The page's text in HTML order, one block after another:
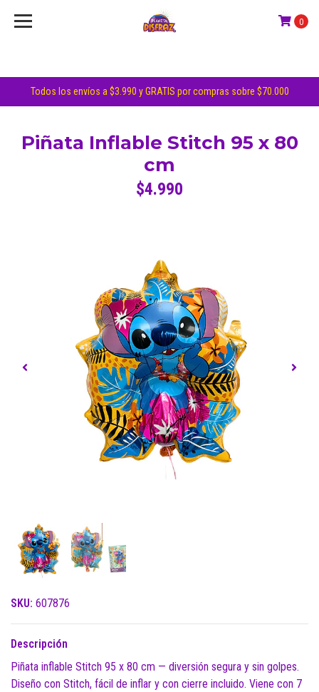
Todos los envíos a $3.990 y GRATIS por compras sobre $70.000
0
Piñata Inflable Stitch 95 x 80
cm
$4.990
SKU: 607876
Descripción
Piñata inflable Stitch 95 x 80 cm — diversión segura y sin golpes.
Diseño con Stitch, fácil de inflar y con cierre incluido. Viene con 7